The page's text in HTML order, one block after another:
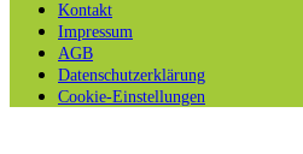
Kontakt
Impressum
AGB
Datenschutzerklärung
Cookie-Einstellungen